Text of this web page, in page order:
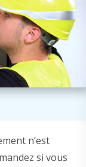
n’est
si vous